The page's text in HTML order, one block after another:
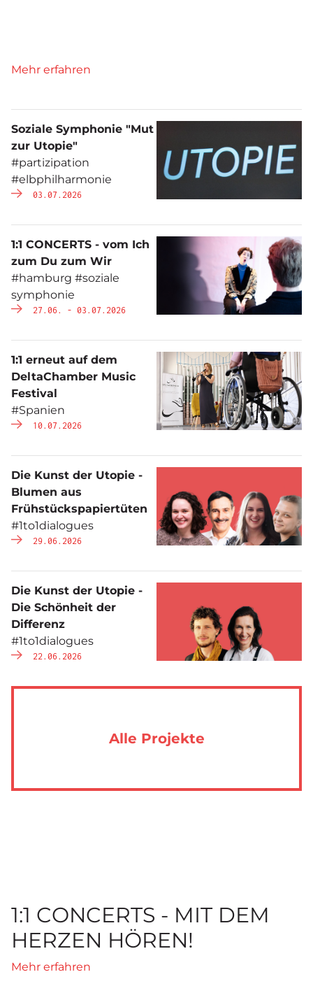
Mehr erfahren
Soziale Symphonie "Mut
zur Utopie"
#partizipation
#elbphilharmonie
03.07.2026
1:1 CONCERTS - vom Ich
zum Du zum Wir
#hamburg #soziale
symphonie
27.06. - 03.07.2026
1:1 erneut auf dem
DeltaChamber Music
Festival
#Spanien
10.07.2026
Die Kunst der Utopie -
Blumen aus
Frühstückspapiertüten
#1to1dialogues
29.06.2026
Die Kunst der Utopie -
Die Schönheit der
Differenz
#1to1dialogues
22.06.2026
Alle Projekte
1:1 CONCERTS - MIT DEM
HERZEN HÖREN!
Mehr erfahren